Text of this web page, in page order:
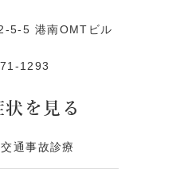
5-5 港南OMTビル
1293
を見る
通事故診療